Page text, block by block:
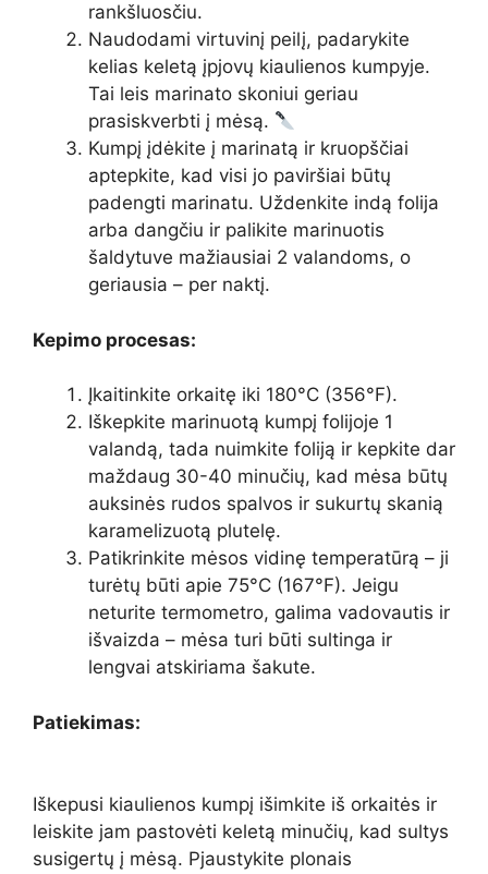
rankšluosčiu.
Naudodami virtuvinį peilį, padarykite
kelias keletą įpjovų kiaulienos kumpyje.
Tai leis marinato skoniui geriau
prasiskverbti į mėsą.
Kumpį įdėkite į marinatą ir kruopščiai
aptepkite, kad visi jo paviršiai būtų
padengti marinatu. Uždenkite indą folija
arba dangčiu ir palikite marinuotis
šaldytuve mažiausiai 2 valandoms, o
geriausia – per naktį.
Kepimo procesas:
Įkaitinkite orkaitę iki 180°C (356°F).
Iškepkite marinuotą kumpį folijoje 1
valandą, tada nuimkite foliją ir kepkite dar
maždaug 30-40 minučių, kad mėsa būtų
auksinės rudos spalvos ir sukurtų skanią
karamelizuotą plutelę.
Patikrinkite mėsos vidinę temperatūrą – ji
turėtų būti apie 75°C (167°F). Jeigu
neturite termometro, galima vadovautis ir
išvaizda – mėsa turi būti sultinga ir
lengvai atskiriama šakute.
Patiekimas:
Iškepusi kiaulienos kumpį išimkite iš orkaitės ir
leiskite jam pastovėti keletą minučių, kad sultys
susigertų į mėsą. Pjaustykite plonais